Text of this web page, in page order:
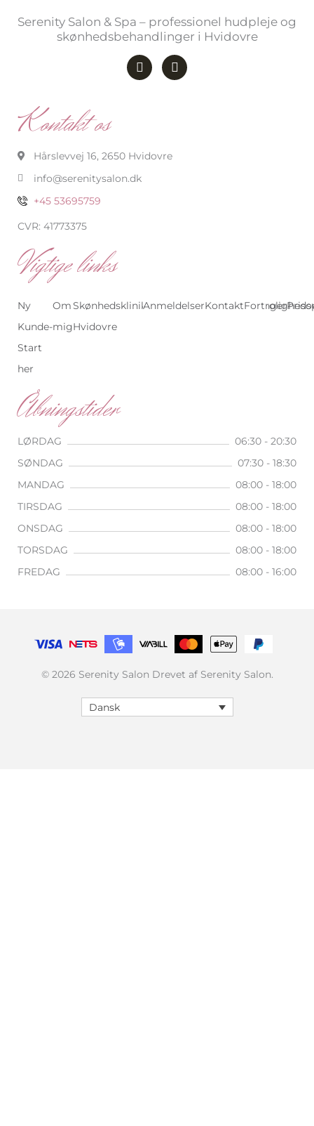
Serenity Salon & Spa – professionel hudpleje og
skønhedsbehandlinger i Hvidovre
F
a
c
-
I
n
s
Kontakt os
Hårslevvej 16, 2650 Hvidovre
info@serenitysalon.dk
+45 53695759
CVR: 41773375
Vigtige links
Ny
Kunde-
Start
her
Om
mig
Skønhedsklinik
Hvidovre
SkønhedsklinikBehandlinger
AnmeldelserKontakt
Åbningstider
LØRDAG
06:30 - 20:30
SØNDAG
07:30 - 18:30
MANDAG
08:00 - 18:00
TIRSDAG
08:00 - 18:00
ONSDAG
08:00 - 18:00
TORSDAG
08:00 - 18:00
FREDAG
08:00 - 16:00
© 2026 Serenity Salon Drevet af Serenity Salon.
Dansk